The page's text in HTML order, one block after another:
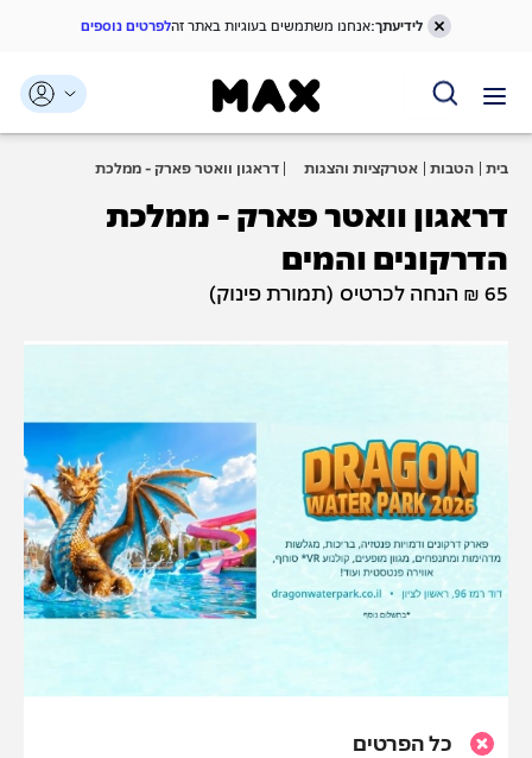
דלג אל תפריט ניווט
דלג אל תוכן ראשי
דלג אל תחתית העמוד
לידיעתך:אנחנו משתמשים בעוגיות באתר זהלפרטים נוספים
בית הטבות אטרקציות והצגות
דראגון וואטר פארק - ממלכת
דראגון וואטר פארק - ממלכת
הדרקונים והמים
65 ₪ הנחה לכרטיס (תמורת פינוק)
כל הפרטים